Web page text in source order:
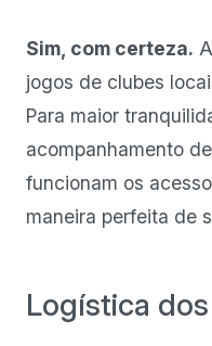
Sim, com certeza.
jogos de clubes
Para maior
acompanhamento
funcionam os
maneira perfeita de
Logística